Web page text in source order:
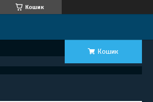
Кошик
Кошик